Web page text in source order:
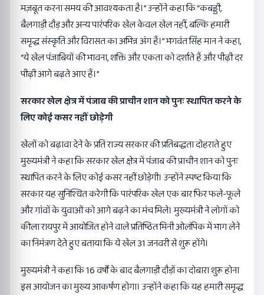
मज़बूत करना समय की आवश्यकता है।” उन्होंने कहा कि “कबड्डी,
बैलगाड़ी दौड़ और अन्य पारंपरिक खेल केवल खेल नहीं, बल्कि हमारी
समृद्ध संस्कृति और विरासत का अभिन्न अंग हैं।” भगवंत सिंह मान ने कहा,
“ये खेल पंजाबियों की भावना, शक्ति और एकता को दर्शाते हैं और पीढ़ी दर
पीढ़ी आगे बढ़ते आए हैं।”
सरकार खेल क्षेत्र में पंजाब की प्राचीन शान को पुनः स्थापित करने के
लिए कोई कसर नहीं छोड़ेगी
खेलों को बढ़ावा देने के प्रति राज्य सरकार की प्रतिबद्धता दोहराते हुए
मुख्यमंत्री ने कहा कि सरकार खेल क्षेत्र में पंजाब की प्राचीन शान को पुनः
स्थापित करने के लिए कोई कसर नहीं छोड़ेगी। उन्होंने स्पष्ट किया कि
सरकार यह सुनिश्चित करेगी कि पारंपरिक खेल एक बार फिर फले-फूले
और गांवों के युवाओं को आगे बढ़ने का मंच मिले। मुख्यमंत्री ने लोगों को
कीला रायपुर में आयोजित होने वाले प्रतिष्ठित मिनी ओलंपिक में भाग लेने
का निमंत्रण देते हुए बताया कि ये खेल 31 जनवरी से शुरू होंगे।
मुख्यमंत्री ने कहा कि 16 वर्षों के बाद बैलगाड़ी दौड़ों का दोबारा शुरू होना
इस आयोजन का मुख्य आकर्षण होगा। उन्होंने कहा कि यह हमारी समृद्ध